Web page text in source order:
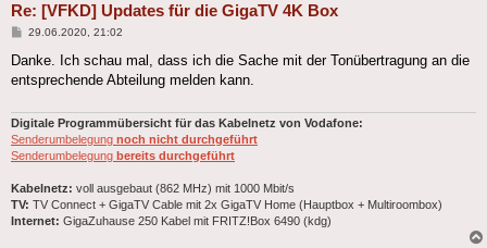
Re: [VFKD] Updates für die GigaTV 4K Box
Beitrag
29.06.2020, 21:02
Danke. Ich schau mal, dass ich die Sache mit der Tonübertragung an die
entsprechende Abteilung melden kann.
Digitale Programmübersicht für das Kabelnetz von Vodafone:
Senderumbelegung noch nicht durchgeführt
Senderumbelegung bereits durchgeführt
Kabelnetz: voll ausgebaut (862 MHz) mit 1000 Mbit/s
TV: TV Connect + GigaTV Cable mit 2x GigaTV Home (Hauptbox + Multiroombox)
Internet: GigaZuhause 250 Kabel mit FRITZ!Box 6490 (kdg)